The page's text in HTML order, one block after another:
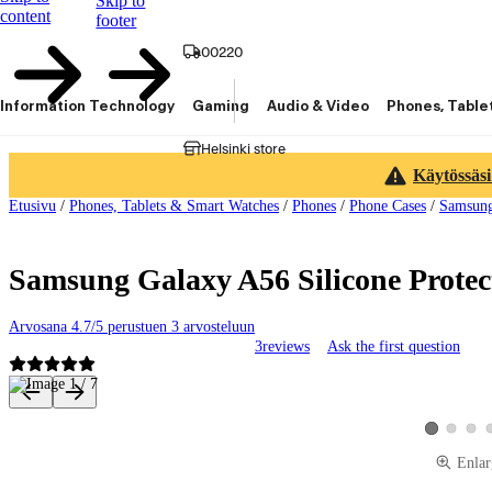
content
footer
00220
Helsinki store
Information Technology Gaming Audio & Video Phones,
Etusivu / Phones, Tablets & Smart Watches / Phones / Phone Cases /
Samsung Galaxy A56 Silicone
Arvosana 4.7/5 perustuen 3 arvosteluun
3reviews Ask the first question
Product images and videos
ViewView View